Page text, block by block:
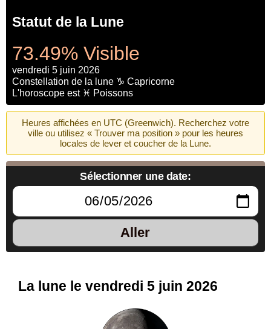
Statut de la Lune
73.49% Visible
vendredi 5 juin 2026
Constellation de la lune ♑ Capricorne
L'horoscope est ♓ Poissons
Heures affichées en UTC (Greenwich). Recherchez votre
ville ou utilisez « Trouver ma position » pour les heures
locales de lever et coucher de la Lune.
Sélectionner une date:
Aller
La lune le vendredi 5 juin 2026